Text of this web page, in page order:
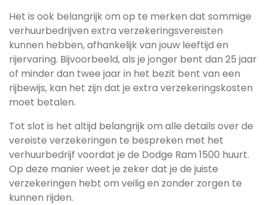
Het is ook belangrijk om op te merken dat sommige
verhuurbedrijven extra verzekeringsvereisten
kunnen hebben, afhankelijk van jouw leeftijd en
rijervaring. Bijvoorbeeld, als je jonger bent dan 25 jaar
of minder dan twee jaar in het bezit bent van een
rijbewijs, kan het zijn dat je extra verzekeringskosten
moet betalen.
Tot slot is het altijd belangrijk om alle details over de
vereiste verzekeringen te bespreken met het
verhuurbedrijf voordat je de Dodge Ram 1500 huurt.
Op deze manier weet je zeker dat je de juiste
verzekeringen hebt om veilig en zonder zorgen te
kunnen rijden.